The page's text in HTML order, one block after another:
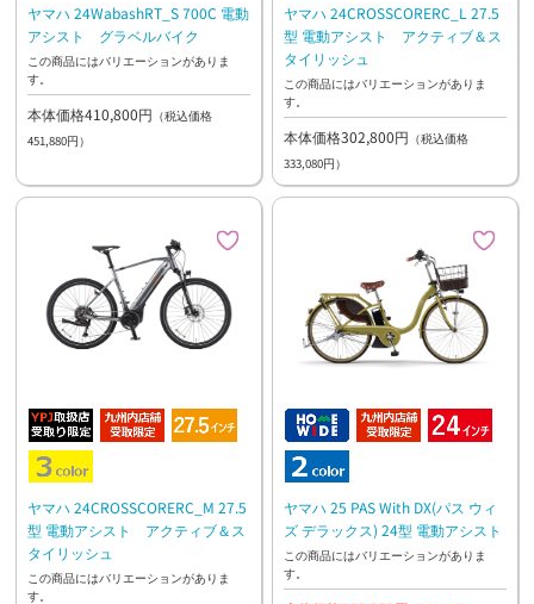
ヤマハ 24WabashRT_S 700C 電動
アシスト グラベルバイク
この商品にはバリエーションがありま
す。
本体価格410,800円 （税込価格
451,880円）
ヤマハ 24CROSSCORERC_L 27.5
型 電動アシスト アクティブ＆ス
タイリッシュ
この商品にはバリエーションがありま
す。
本体価格302,800円 （税込価格
333,080円）
ヤマハ 24CROSSCORERC_M 27.5
型 電動アシスト アクティブ＆ス
タイリッシュ
この商品にはバリエーションがありま
す。
ヤマハ 25 PAS With DX(パス ウィ
ズ デラックス) 24型 電動アシスト
この商品にはバリエーションがありま
す。